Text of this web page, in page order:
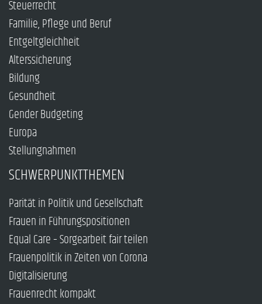
Steuerrecht
Familie, Pflege und Beruf
Entgeltgleichheit
Alterssicherung
Bildung
Gesundheit
Gender Budgeting
Europa
Stellungnahmen
SCHWERPUNKTTHEMEN
Parität in Politik und Gesellschaft
Frauen in Führungspositionen
Equal Care – Sorgearbeit fair teilen
Frauenpolitik in Zeiten von Corona
Digitalisierung
Frauenrecht kompakt